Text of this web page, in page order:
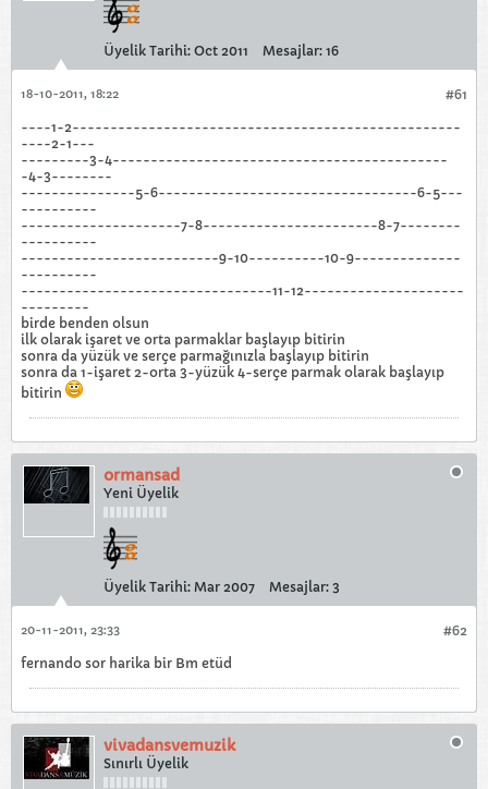
Üyelik Tarihi: Oct 2011 Mesajlar: 16
#61
18-10-2011, 18:22
----1-2---------------------------------------------------
----2-1---
---------3-4--------------------------------------------
-4-3--------
---------------5-6----------------------------------6-5---
----------
---------------------7-8-----------------------8-7--------
----------
--------------------------9-10----------10-9--------------
----------
---------------------------------11-12---------------------
---------
birde benden olsun
ilk olarak işaret ve orta parmaklar başlayıp bitirin
sonra da yüzük ve serçe parmağınızla başlayıp bitirin
sonra da 1-işaret 2-orta 3-yüzük 4-serçe parmak olarak başlayıp
bitirin
ormansad
Yeni Üyelik
Üyelik Tarihi: Mar 2007 Mesajlar: 3
#62
20-11-2011, 23:33
fernando sor harika bir Bm etüd
vivadansvemuzik
Sınırlı Üyelik